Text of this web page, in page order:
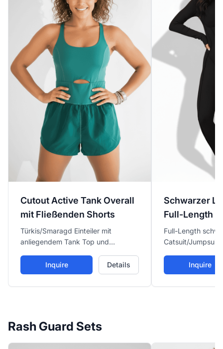
Cutout Active Tank Overall
mit Fließenden Shorts
Türkis/Smaragd Einteiler mit
anliegendem Tank Top und
übergehend in lockere, fließende
Laufshorts. Perfekt für aktive
Workouts mit atmungsaktivem
Inquire Details
Schwarzer
Full-Length
Full-Length
Catsuit/Jumpsuit
Daumenlöchern,
Abdeckung und
Performance-
Inquire
Rash Guard Sets